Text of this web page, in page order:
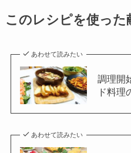
このレシピを使った
あわせて読みたい
調理開
ド料理
あわせて読みたい